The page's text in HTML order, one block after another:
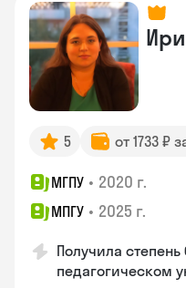
5 от 1733 ₽
МГПУ • 2020 г.
МПГУ • 2025 г.
Получила
педагогическом